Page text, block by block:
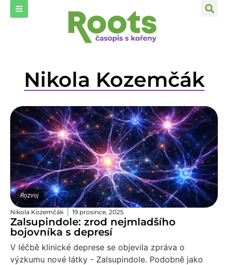
Nikola Kozemčák
Rozvoj
Nikola Kozemčák 19 prosince, 2025
Zalsupindole: zrod nejmladšího
bojovníka s depresí
V léčbě klinické deprese se objevila zpráva o
výzkumu nové látky - Zalsupindole. Podobně jako